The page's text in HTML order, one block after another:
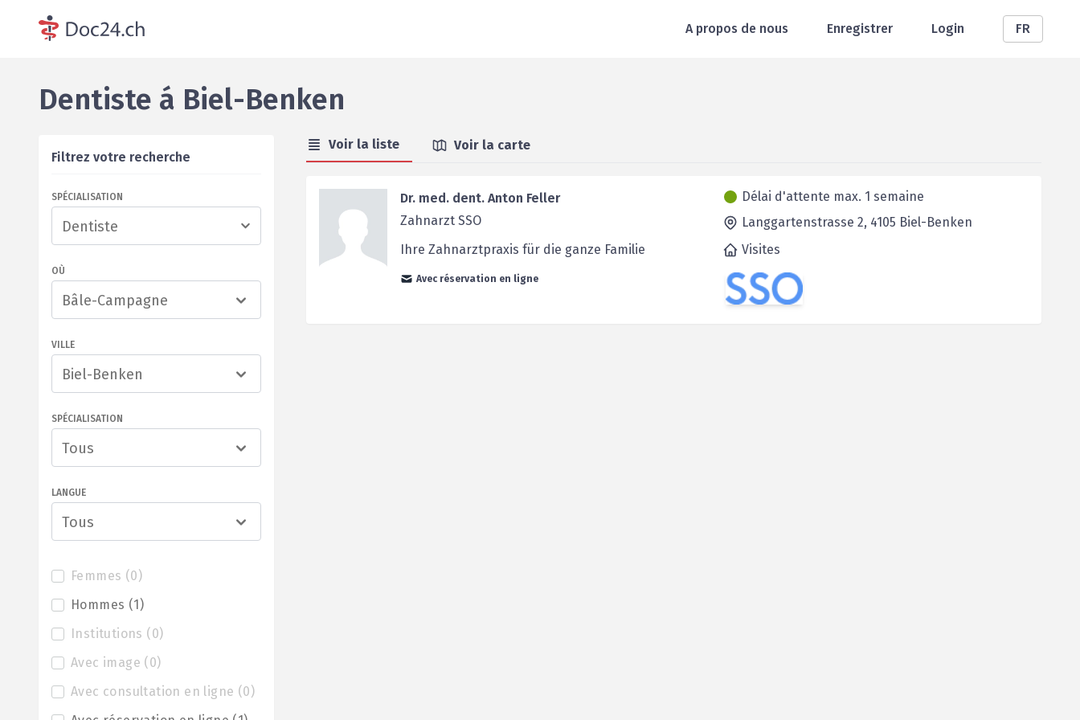
A propos de nous Enregistrer Login FR
Dentiste á Biel-Benken
Filtrez votre recherche
SPÉCIALISATION
OÙ
Bâle-Campagne
VILLE
Biel-Benken
SPÉCIALISATION
Tous
LANGUE
Tous
Femmes (0)
Hommes (1)
Institutions ( 0)
Avec image ( 0)
Avec consultation en ligne (0)
Voir la liste Voir la carte
Dr. med. dent. Anton Feller
Zahnarzt SSO
Ihre Zahnarztpraxis für die ganze Familie
Avec réservation en ligne
Délai d'attente max. 1 semaine
Langgartenstrasse 2, 4105 Biel-Benken
Visites